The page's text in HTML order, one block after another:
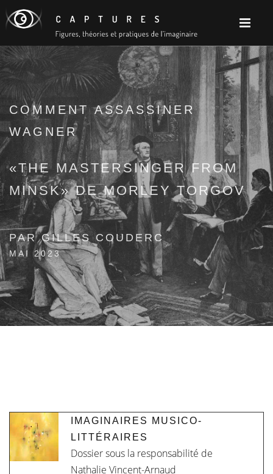
COMMENT ASSASSINER
WAGNER
«THE MASTERSINGER FROM
MINSK» DE MORLEY TORGOV
PAR GILLES COUDERC
MAI 2023
IMAGINAIRES MUSICO-
LITTÉRAIRES
Dossier sous la responsabilité de
Nathalie Vincent-Arnaud